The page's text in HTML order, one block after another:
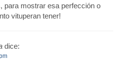
para mostrar esa perfección o
vituperan tener!
dice: